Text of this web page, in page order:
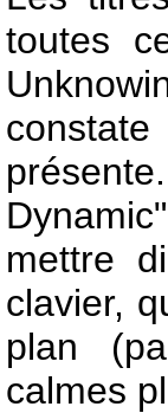
toutes
mettre
clavier,
plan
calmes